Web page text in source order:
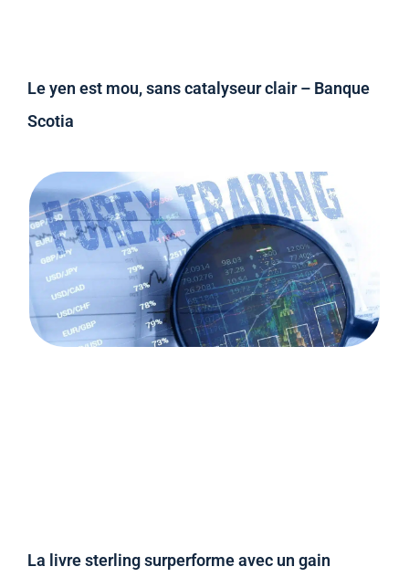
Le yen est mou, sans catalyseur clair – Banque
Scotia
La livre sterling surperforme avec un gain